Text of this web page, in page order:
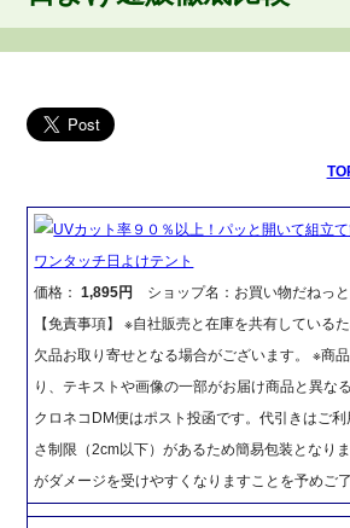
UVカット率９０％以上！パッと開いて組立
ワンタッチ日よけテント
価格：1,895円
ショップ名：お買い物だねっと
【免責事項】 ※自社販売と在庫を共有している
欠品お取り寄せとなる場合がございます。 ※商
り、テキストや画像の一部がお届け商品と異な
クロネコDM便はポスト投函です。代引きはご
さ制限（2cm以下）があるため簡易包装となり
がダメージを受けやすくなりますことを予めご